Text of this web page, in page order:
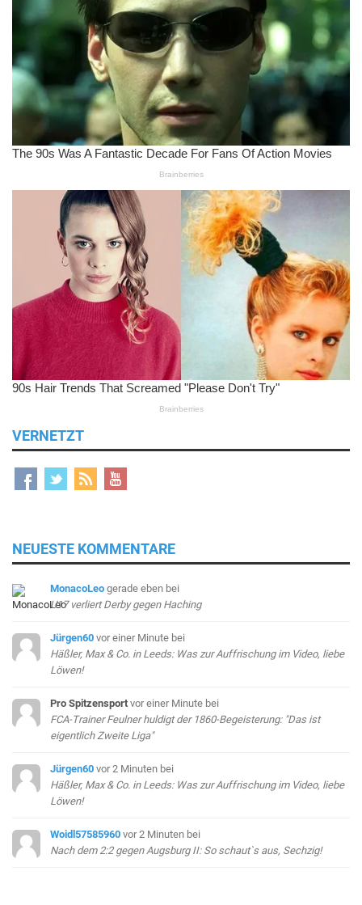
VERNETZT
NEUESTE KOMMENTARE
MonacoLeo gerade eben bei
U17 verliert Derby gegen Haching
Jürgen60 vor einer Minute bei
Häßler, Max & Co. in Leeds: Was zur Auffrischung im Video, liebe
Löwen!
Pro Spitzensport vor einer Minute bei
FCA-Trainer Feulner huldigt der 1860-Begeisterung: "Das ist
eigentlich Zweite Liga"
Jürgen60 vor 2 Minuten bei
Häßler, Max & Co. in Leeds: Was zur Auffrischung im Video, liebe
Löwen!
Woidl57585960 vor 2 Minuten bei
Nach dem 2:2 gegen Augsburg II: So schaut`s aus, Sechzig!